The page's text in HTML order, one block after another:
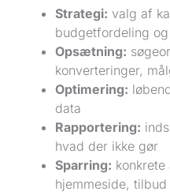
Strategi: valg af
budgetfordeling
Opsætning:
konverteringer,
Optimering:
data
Rapportering:
hvad der ikke gør
Sparring:
hjemmeside,